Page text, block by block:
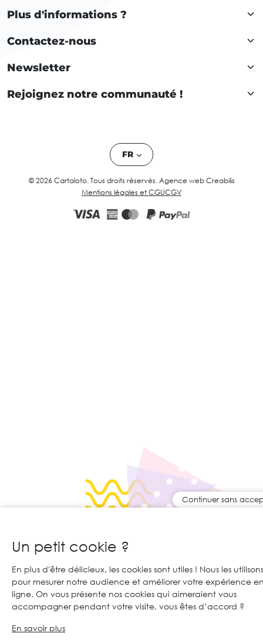
Plus d'informations ?
Contactez-nous
Newsletter
Rejoignez notre communauté !
FR
© 2026 Cartaloto. Tous droits réservés. Agence web Creabilis
Mentions légales et CGUCGV
Continuer sans
Un petit cookie ?
En plus d'être délicieux, les cookies sont utiles ! Nous les utilisons
pour mesurer notre audience et améliorer votre expérience
ligne. On vous présente nos cookies qui aimeraient vous
accompagner pendant votre visite, vous êtes d’accord ?
En savoir plus